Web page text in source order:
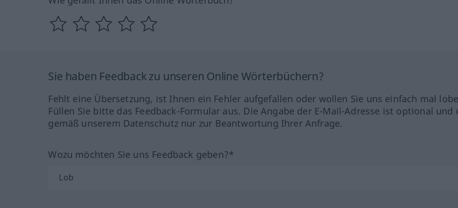
Sie haben Feedback zu unseren Online Wörterbüchern?
Fehlt eine Übersetzung, ist Ihnen ein Fehler aufgefallen oder wollen Sie uns einfach mal
Füllen Sie bitte das Feedback-Formular aus. Die Angabe der E-Mail-Adresse ist optional und
gemäß unserem Datenschutz nur zur Beantwortung Ihrer Anfrage.
Wozu möchten Sie uns Feedback geben?*